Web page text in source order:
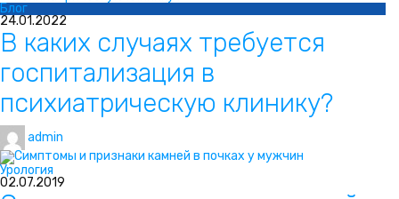
Блог
24.01.2022
В каких случаях требуется
госпитализация в
психиатрическую клинику?
admin
Урология
02.07.2019